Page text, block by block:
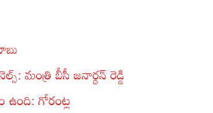
మంత్రి బీసీ జనార్దన్ రెడ్డి
ఉంది: గోరంట్ల